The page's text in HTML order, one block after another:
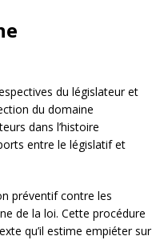
du législateur et
du domaine
dans l’histoire
entre le législatif et
préventif contre les
de la loi. Cette procédure
qu’il estime empiéter sur